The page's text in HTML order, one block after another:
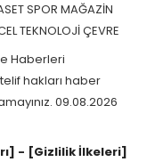
SPOR MAĞAZİN
TEKNOLOJİÇEVRE
Haberleri
hakları haber
09.08.2026
- [Gizlilik İlkeleri]